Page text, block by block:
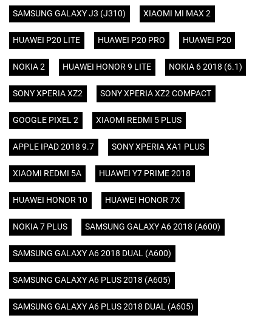
SAMSUNG GALAXY J3 (J310) XIAOMI MI MAX 2
HUAWEI P20 LITE HUAWEI P20 PRO HUAWEI P20
NOKIA 2 HUAWEI HONOR 9 LITE NOKIA 6 2018 (6.1)
SONY XPERIA XZ2 SONY XPERIA XZ2 COMPACT
GOOGLE PIXEL 2 XIAOMI REDMI 5 PLUS
APPLE IPAD 2018 9.7 SONY XPERIA XA1 PLUS
XIAOMI REDMI 5A HUAWEI Y7 PRIME 2018
HUAWEI HONOR 10 HUAWEI HONOR 7X
NOKIA 7 PLUS SAMSUNG GALAXY A6 2018 (A600)
SAMSUNG GALAXY A6 2018 DUAL (A600)
SAMSUNG GALAXY A6 PLUS 2018 (A605)
SAMSUNG GALAXY A6 PLUS 2018 DUAL (A605)